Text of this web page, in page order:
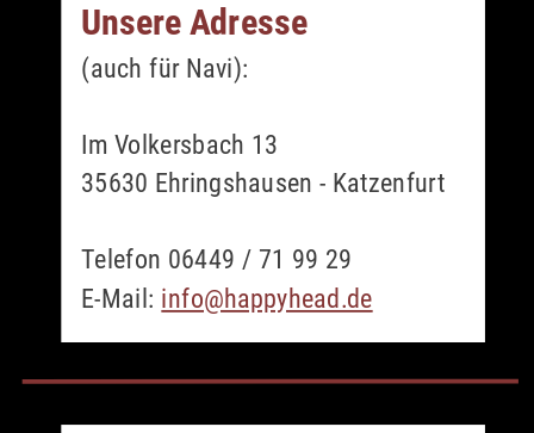
Unsere Adresse
(auch für Navi):
Im Volkersbach 13
35630 Ehringshausen - Katzenfurt
Telefon 06449 / 71 99 29
E-Mail: info@happyhead.de